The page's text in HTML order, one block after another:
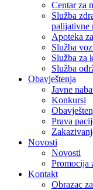
Centar za
Služba
palijativne
Apoteka
Služba
Služba za
Služba
Obavještenja
Javne
Konkursi
Prava
Novosti
Novosti
Promocija
Kontakt
Obrazac